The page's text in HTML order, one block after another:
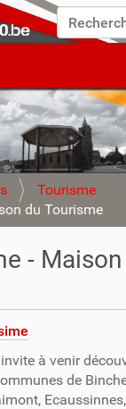
Chercher par
Tourisme
du Tourisme
-
à venir
de